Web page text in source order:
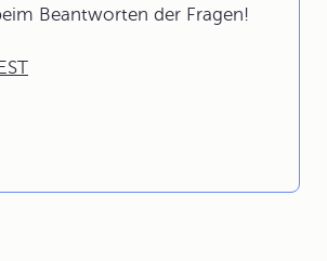
Beantworten der Fragen!